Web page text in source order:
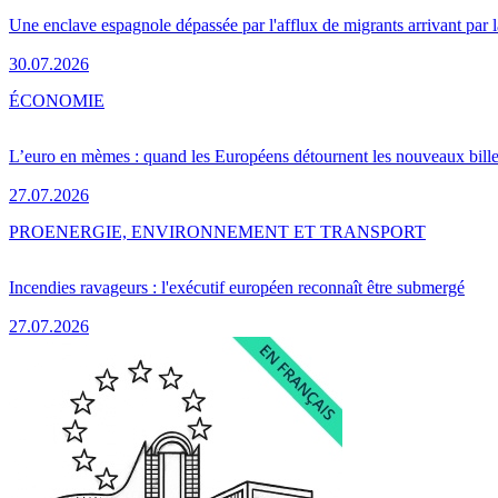
Une enclave espagnole dépassée par l'afflux de migrants arrivant par
30.07.2026
L’euro en mèmes : quand les Européens détournent les nouveaux
27.07.2026
ÉCONOMIE
Incendies ravageurs : l'exécutif européen reconnaît être submergé
27.07.2026
PROENERGIE, ENVIRONNEMENT ET TRANSPORT